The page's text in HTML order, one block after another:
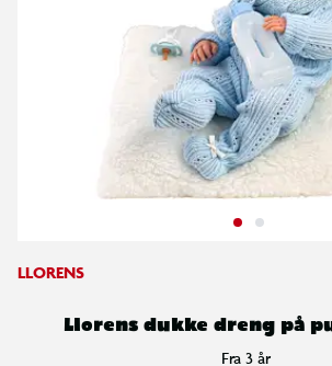
LLORENS
Llorens dukke dreng på
Fra 3 år